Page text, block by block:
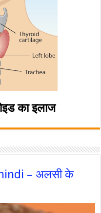
का इलाज
– अलसी के